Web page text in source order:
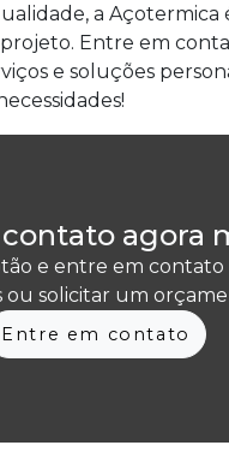
a Açotermica
Entre em
e soluções
agora
e entre em contato
ou solicitar um
Entre em contato